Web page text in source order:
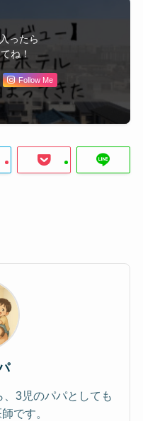
ったら
ね！
Follow Me
3児のパパとしても
です。